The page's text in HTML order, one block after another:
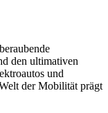
den ultimativen
und
der Mobilität prägt